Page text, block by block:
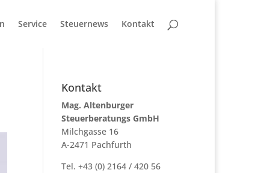
Service Steuernews Kontakt
Kontakt
Mag. Altenburger
Steuerberatungs GmbH
Milchgasse 16
A-2471 Pachfurth
Tel. +43 (0) 2164 / 420 56